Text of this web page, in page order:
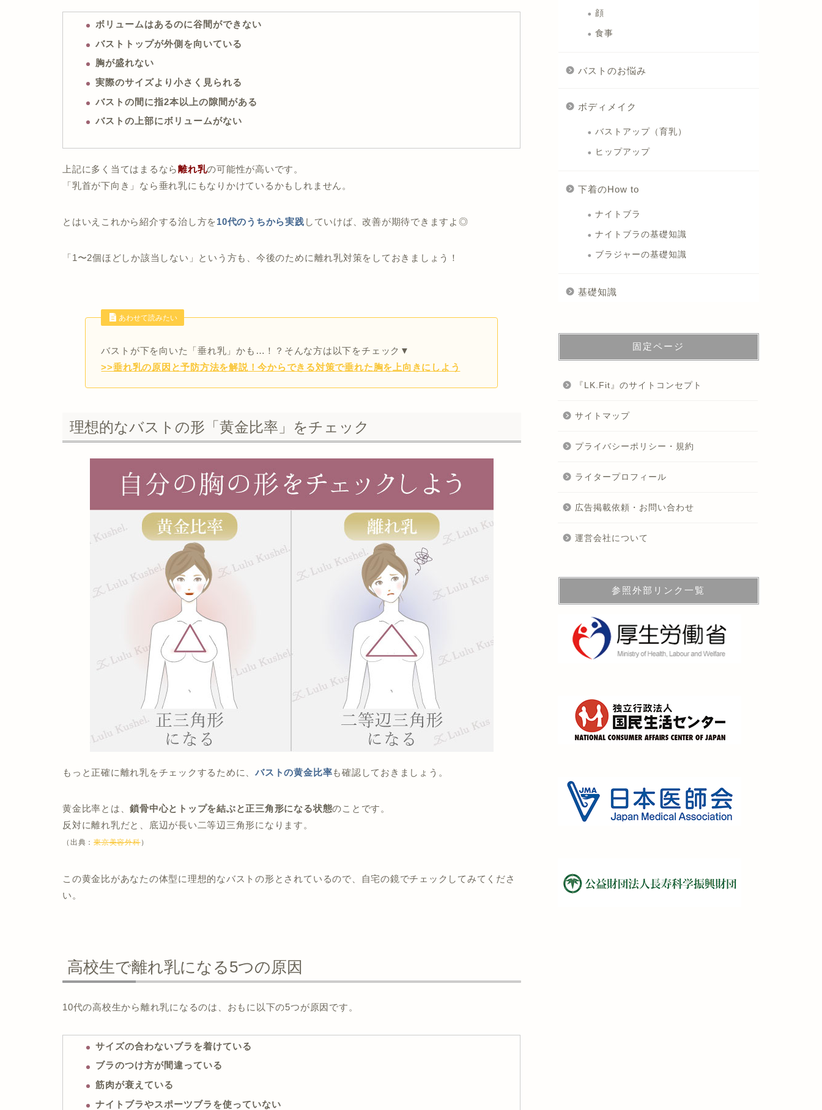
ボリュームはあるのに谷間ができない
バストトップが外側を向いている
胸が盛れない
実際のサイズより小さく見られる
バストの間に指2本以上の隙間がある
バストの上部にボリュームがない
上記に多く当てはまるなら離れ乳の可能性が高いです。
「乳首が下向き」なら垂れ乳にもなりかけているかもしれません。
とはいえこれから紹介する治し方を10代のうちから実践 していけば、改善が期待できますよ◎
「1〜2個ほどしか該当しない」という方も、今後のために離れ乳対策をしておきましょう！
あわせて読みたい
バストが下を向いた「垂れ乳」かも…！？そんな方は以下をチェック▼
>>垂れ乳の原因と予防方法を解説！今からできる対策で垂れた胸を上向きにしよう
理想的なバストの形「黄金比率」をチェック
もっと正確に離れ乳をチェックするために、バストの黄金比率も確認しておきましょう。
黄金比率とは、鎖骨中心とトップを結ぶと正三角形になる状態のことです。
反対に離れ乳だと、底辺が長い二等辺三角形になります。
（出典：東京美容外科）
この黄金比があなたの体型に理想的なバストの形とされているので、自宅の鏡でチェックしてみてくださ
い。
高校生で離れ乳になる5つの原因
10代の高校生から離れ乳になるのは、おもに以下の5つが原因です。
サイズの合わないブラを着けている
ブラのつけ方が間違っている
筋肉が衰えている
ナイトブラやスポーツブラを使っていない
顔
食事
バストのお悩み
ボディメイク
バストアップ（育乳）
ヒップアップ
下着のHow to
ナイトブラ
ナイトブラの基礎知識
ブラジャーの基礎知識
基礎知識
固定ページ
『LK.Fit』のサイトコンセプト
サイトマップ
プライバシーポリシー・規約
ライタープロフィール
広告掲載依頼・お問い合わせ
運営会社について
参照外部リンク一覧